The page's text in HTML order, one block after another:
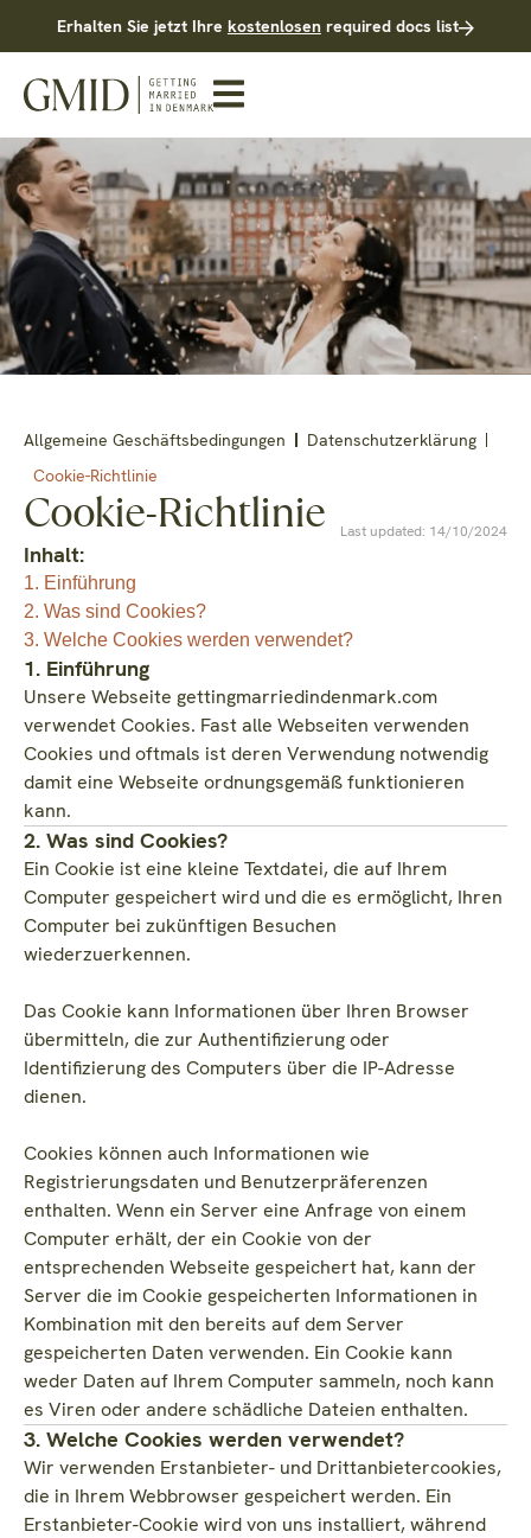
Erhalten Sie jetzt Ihre kostenlosenrequired docs list
Allgemeine Geschäftsbedingungen
Datenschutzerklärung
Cookie-Richtlinie
Cookie-Richtlinie Last updated: 14/10/2024
Inhalt:
1. Einführung
2. Was sind Cookies?
3. Welche Cookies werden verwendet?
1. Einführung
Unsere Webseite gettingmarriedindenmark.com
verwendet Cookies. Fast alle Webseiten verwenden
Cookies und oftmals ist deren Verwendung notwendig
damit eine Webseite ordnungsgemäß funktionieren
kann.
2. Was sind Cookies?
Ein Cookie ist eine kleine Textdatei, die auf Ihrem
Computer gespeichert wird und die es ermöglicht, Ihren
Computer bei zukünftigen Besuchen
wiederzuerkennen.
Das Cookie kann Informationen über Ihren Browser
übermitteln, die zur Authentifizierung oder
Identifizierung des Computers über die IP-Adresse
dienen.
Cookies können auch Informationen wie
Registrierungsdaten und Benutzerpräferenzen
enthalten. Wenn ein Server eine Anfrage von einem
Computer erhält, der ein Cookie von der
entsprechenden Webseite gespeichert hat, kann der
Server die im Cookie gespeicherten Informationen in
Kombination mit den bereits auf dem Server
gespeicherten Daten verwenden. Ein Cookie kann
weder Daten auf Ihrem Computer sammeln, noch kann
es Viren oder andere schädliche Dateien enthalten.
3. Welche Cookies werden verwendet?
Wir verwenden Erstanbieter- und Drittanbietercookies,
die in Ihrem Webbrowser gespeichert werden. Ein
Erstanbieter-Cookie wird von uns installiert, während